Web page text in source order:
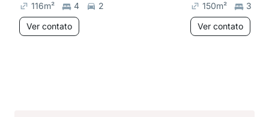
116m² 4
2
Ver contato
150m²
3
Ver contato